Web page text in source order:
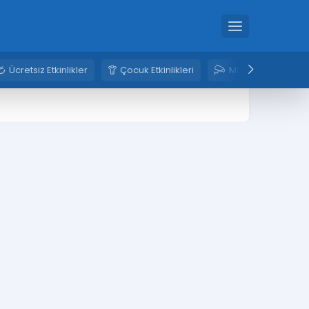
Ücretsiz Etkinlikler Çocuk Etkinlikleri Mobese